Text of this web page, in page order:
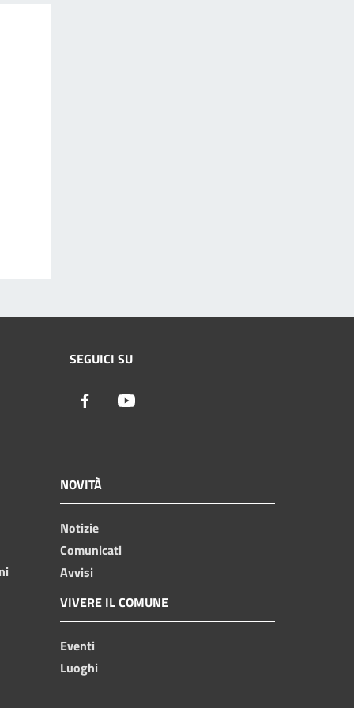
SEGUICI SU
Facebook
NOVITÀ
Notizie
Comunicati
Avvisi
VIVERE IL COMUNE
Eventi
Luoghi